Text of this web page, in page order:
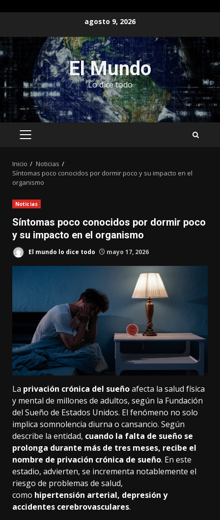
contenido
agosto 9, 2026
El Mundo
Lo dice todo
MENÚ
Inicio
Noticias
Síntomas poco conocidos por dormir poco y su impacto en el
organismo
Noticias
Síntomas poco conocidos por dormir poco
y su impacto en el organismo
El mundo lo dice todo mayo 17, 2026
La privación crónica del sueñoafecta la salud física
y mental de millones de adultos, según la Fundación
del Sueño de Estados Unidos. El fenómeno no solo
implica somnolencia diurna o cansancio. Según
describe la entidad, cuando la falta de sueño se
prolonga durante más de tres meses, recibe el
nombre de privación crónica de sueño. En este
estadio, advierten, se incrementa notablemente el
riesgo de problemas de salud,
como hipertensión arterial, depresión y
accidentes cerebrovasculares.